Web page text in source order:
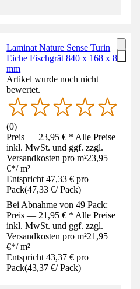
Laminat Nature Sense Turin
Eiche Fischgrät 840 x 168 x 8
mm
Artikel wurde noch nicht
bewertet.
(0)
Preis — 23,95 € * Alle Preise
inkl. MwSt. und ggf. zzgl.
Versandkosten pro m²23,95
€*/ m²
Entspricht 47,33 € pro
Pack(47,33 €/ Pack)
Bei Abnahme von 49 Pack:
Preis — 21,95 € * Alle Preise
inkl. MwSt. und ggf. zzgl.
Versandkosten pro m²21,95
€*/ m²
Entspricht 43,37 € pro
Pack(43,37 €/ Pack)